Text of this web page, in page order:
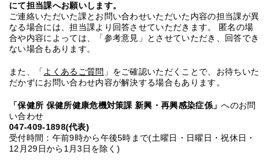
にて担当課へお願いします。
ご連絡いただいた課とお問い合わせいただいた内容の担当課が異
なる場合には、担当課より回答させていただきます。 匿名の場
合や内容によっては、「参考意見」とさせていただき、回答でき
ない場合もあります。
また、「 よくあるご質問 」をご確認いただくことで、お待ちいた
だかずにお問い合わせ内容が解決する場合もあります。
「保健所 保健所健康危機対策課 新興・再興感染症係」へのお問
い合わせ
047-409-1898(代表)
受付時間：午前9時から午後5時まで(土曜日・日曜日・祝休日・
12月29日から1月3日を除く)